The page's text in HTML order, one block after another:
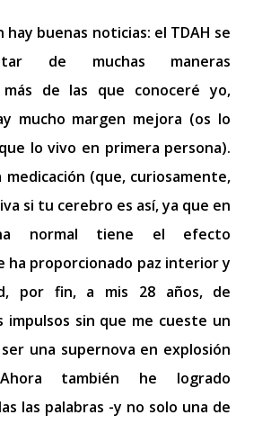
hay buenas noticias: el TDAH se
de muchas maneras
más de las que conoceré yo,
mucho margen mejora (os lo
lo vivo en primera persona).
medicación (que, curiosamente,
si tu cerebro es así, ya que en
normal tiene el efecto
ha proporcionado paz interior y
por fin, a mis 28 años, de
impulsos sin que me cueste un
una supernova en explosión
también he logrado
las palabras -y no solo una de